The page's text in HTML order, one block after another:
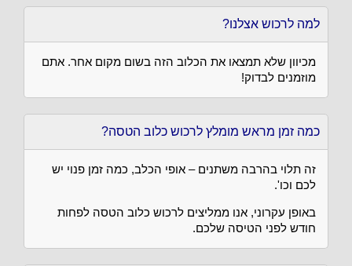
למה לרכוש אצלנו?
מכיוון שלא תמצאו את הכלוב הזה בשום מקום אחר. אתם
מוזמנים לבדוק!
כמה זמן מראש מומלץ לרכוש כלוב הטסה?
זה תלוי בהרבה משתנים – אופי הכלב, כמה זמן פנוי יש
לכם וכו'.
באופן עקרוני, אנו ממליצים לרכוש כלוב הטסה לפחות
חודש לפני הטיסה שלכם.